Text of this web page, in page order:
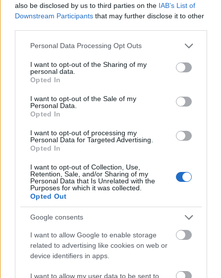
also be disclosed by us to third parties on the IAB’s List of
Downstream Participants that may further disclose it to other
Please note that this website/app uses one or more Google
not limited to your visit or usage behaviour. You may click to
grant or deny consent to Google and its third-party tags to
use your data for below specified purposes in below Google
consent section.
Personal Data Processing Opt Outs
I want to opt-out of the Sharing of my
personal data.
Opted In
I want to opt-out of the Sale of my
Personal Data.
Opted In
I want to opt-out of processing my
Personal Data for Targeted Advertising.
Opted In
I want to opt-out of Collection, Use,
Retention, Sale, and/or Sharing of my
Personal Data that Is Unrelated with the
Purposes for which it was collected.
Opted Out
Google consents
I want to allow Google to enable storage
related to advertising like cookies on web or
device identifiers in apps.
I want to allow my user data to be sent to
Megérkezett Magyar Péter bejelentése: így
költik el a 6 ezer milliárd forintnyi uniós pénzt
HÍREK egy órája
Megérkezett a hidegfront - térképen a friss
helyzet
HÍREK 3 órája
Kormányinfó: még augusztusban
megválaszthatják a vagyonvisszaszerzési
hivatal vezetőit
HÍREK 3 órája